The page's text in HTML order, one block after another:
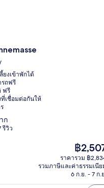
ยงเข้าพักได้
ถฟรี
ฟรี
เชื่อมต่อกันให้
ก
รีวิว
ราคา
ปัจจุบัน
คือ
฿2,507
฿
ราคารวม ฿
รวมภาษีและค่าธรรมเนีย
6 ก.ย. - 7 ก.